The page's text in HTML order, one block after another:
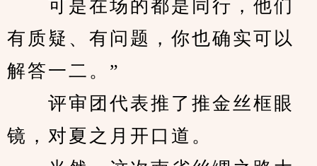
可是在场的都是同行，他们
有质疑、有问题，你也确实可以
解答一二。”
评审团代表推了推金丝框眼
镜，对夏之月开口道。